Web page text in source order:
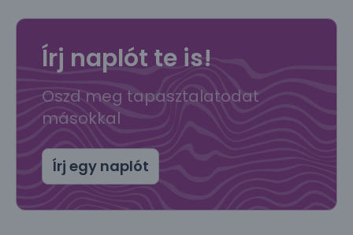
Írj naplót te is!
Oszd meg tapasztalatodat
másokkal
Írj egy naplót